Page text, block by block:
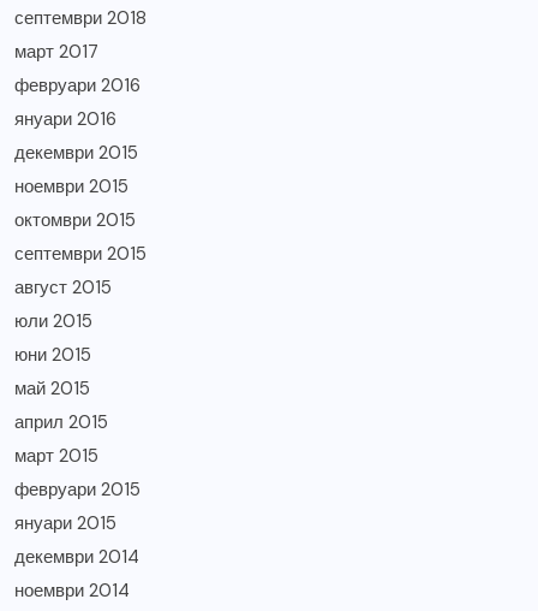
септември 2018
март 2017
февруари 2016
януари 2016
декември 2015
ноември 2015
октомври 2015
септември 2015
август 2015
юли 2015
юни 2015
май 2015
април 2015
март 2015
февруари 2015
януари 2015
декември 2014
ноември 2014